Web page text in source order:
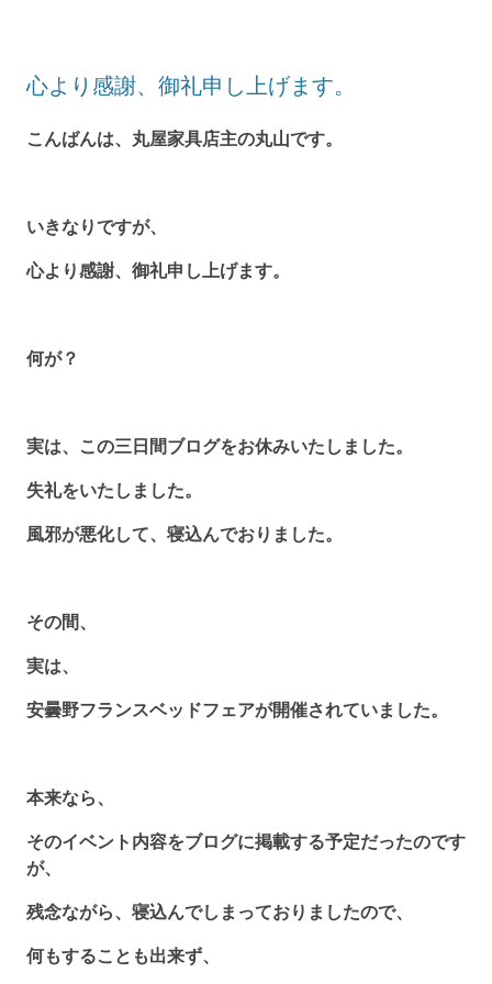
心より感謝、御礼申し上げます。
こんばんは、丸屋家具店主の丸山です。
いきなりですが、
心より感謝、御礼申し上げます。
何が？
実は、この三日間ブログをお休みいたしました。
失礼をいたしました。
風邪が悪化して、寝込んでおりました。
その間、
実は、
安曇野フランスベッドフェアが開催されていました。
本来なら、
そのイベント内容をブログに掲載する予定だったのです
が、
残念ながら、寝込んでしまっておりましたので、
何もすることも出来ず、